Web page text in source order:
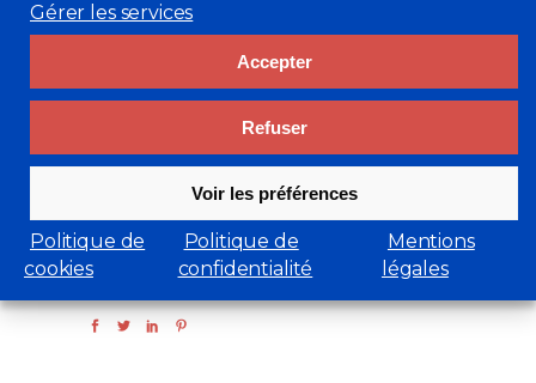
Gérer les services
Accepter
Refuser
Voir les préférences
Politique de
cookies
Politique de
confidentialité
Mentions
légales
La presqu'île de Crozon vue par les
de Jean-Luc Coatalem. Textes du
Contre-Amiral Pierre de Roquefeuil, de
Michel Bez, de Loïc Finaz et d'Olivier
Frébourg.
CONTINUE READING